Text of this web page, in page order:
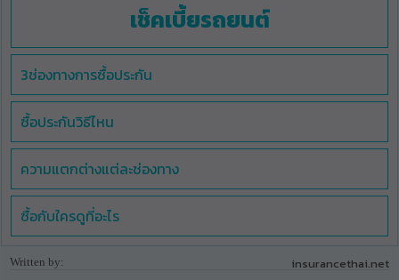
เช็คเบี้ยรถยนต์
3ช่องทางการซื้อประกัน
ซื้อประกันวิธีไหน
ความแตกต่างแต่ละช่องทาง
ซื้อกับใครดูที่อะไร
Written by: insurancethai.net